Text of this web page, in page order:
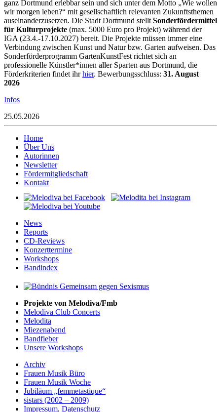
ganz Dortmund erlebbar sein und sich unter dem Motto „Wie wollen
wir morgen leben?“ mit gesellschaftlich relevanten Zukunftsthemen
auseinanderzusetzen. Die Stadt Dortmund stellt Sonderfördermittel
für Kulturprojekte (max. 5000 Euro pro Projekt) während der
IGA (23.4.-17.10.2027) bereit. Die Projekte müssen immer eine
Verbindung zwischen Kunst und Natur bzw. Garten aufweisen. Das
Sonderförderprogramm GartenKunstFest richtet sich an
professionelle Künstler*innen aller Sparten aus Dortmund, die
Förderkriterien findet ihrhier. Bewerbungsschluss: 31. August
2026
Infos
25.05.2026
Home
Über Uns
Autorinnen
Newsletter
Fördermitgliedschaft
Kontakt
News
Reports
CD-Reviews
Konzerttermine
Workshops
Bandindex
Projekte von Melodiva/Fmb
Melodiva Club Concerts
Melodita
Miezenabend
Bandfieber
Unsere Workshops
Archiv
Frauen Musik Büro
Frauen Musik Woche
Jubiläum „femmetastique“
sistars (2002 – 2009)
Impressum, Datenschutz